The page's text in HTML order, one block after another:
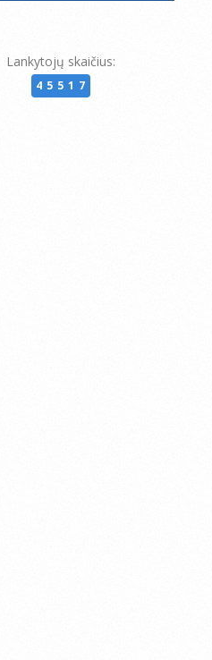
Lankytojų skaičius:
45517